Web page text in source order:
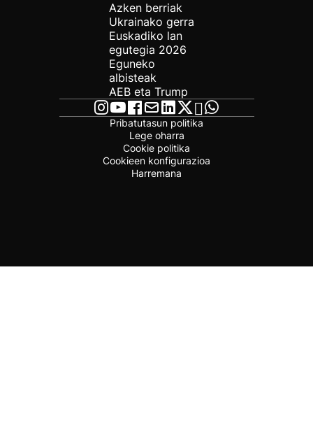
Azken berriak
Ukrainako gerra
Euskadiko lan
egutegia 2026
Eguneko
albisteak
AEB eta Trump
Pribatutasun politika
Lege oharra
Cookie politika
Cookieen konfigurazioa
Harremana